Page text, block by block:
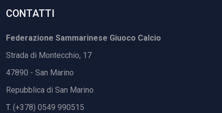
CONTATTI
Federazione Sammarinese Giuoco Calcio
Strada di Montecchio, 17
47890 - San Marino
Repubblica di San Marino
T. (+378) 0549 990515